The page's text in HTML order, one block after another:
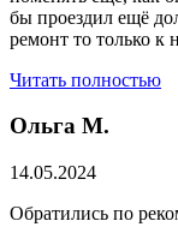
бы проездил ещё
ремонт то только к
Читать полностью
Ольга М.
14.05.2024
Обратились по